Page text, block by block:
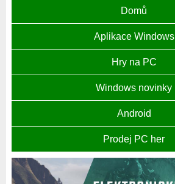
Domů
Aplikace Windows
Hry na PC
Windows novinky
Android
Prodej PC her